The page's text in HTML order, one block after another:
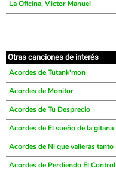
La Oficina, Victor Manuel
Otras canciones de interés
Acordes de Tutank'mon
Acordes de Monitor
Acordes de Tu Desprecio
Acordes de El sueño de la gitana
Acordes de Ni que valieras tanto
Acordes de Perdiendo El Control